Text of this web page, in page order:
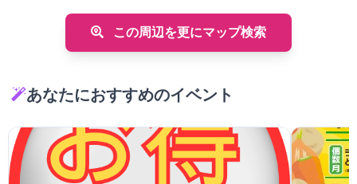
この周辺を更にマップ検索
あなたにおすすめのイベント